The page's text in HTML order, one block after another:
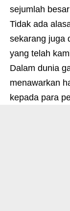
sejumlah
Tidak ada
sekarang juga
yang telah
Dalam dunia
menawarkan
kepada para